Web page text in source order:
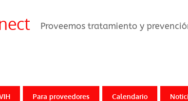
Proveemos tratamiento y
Para proveedores Calendario